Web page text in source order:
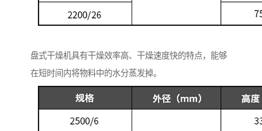
盘式干燥机具有干燥效率高、干燥速度快的特点，能够
在短时间内将物料中的水分蒸发掉。